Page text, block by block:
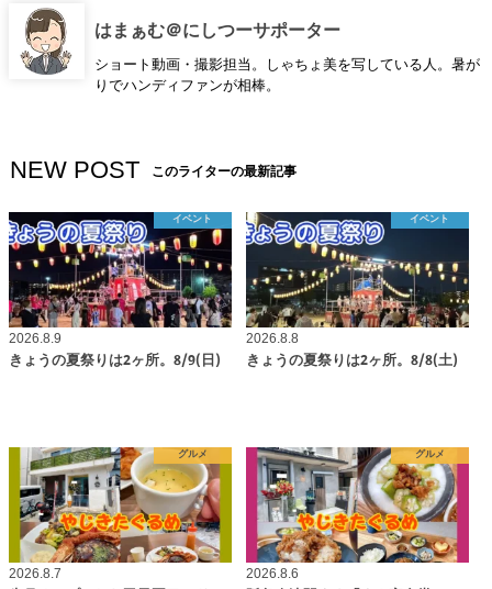
はまぁむ＠にしつーサポーター
ショート動画・撮影担当。しゃちょ美を写している人。暑が
りでハンディファンが相棒。
NEW POST このライターの最新記事
イベント
2026.8.9
きょうの夏祭りは2ヶ所。8/9(日)
イベント
2026.8.8
きょうの夏祭りは2ヶ所。8/8(土)
グルメ
2026.8.7
グルメ
2026.8.6